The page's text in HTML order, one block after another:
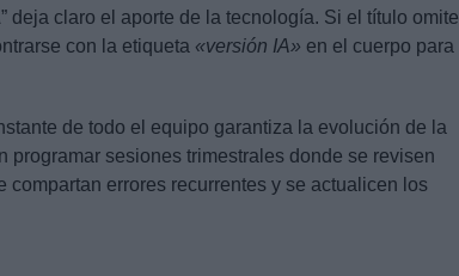
deja claro el aporte de la tecnología. Si el título omite
con la etiqueta «versión IA» en el cuerpo para
de todo el equipo garantiza la evolución de la
programar sesiones trimestrales donde se revisen
compartan errores recurrentes y se actualicen los